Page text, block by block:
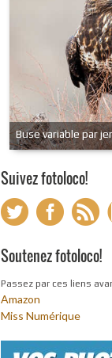
Buse variable par
Suivez fotoloco!
Soutenez fotoloco!
Passez par ces liens
Amazon
Miss Numérique